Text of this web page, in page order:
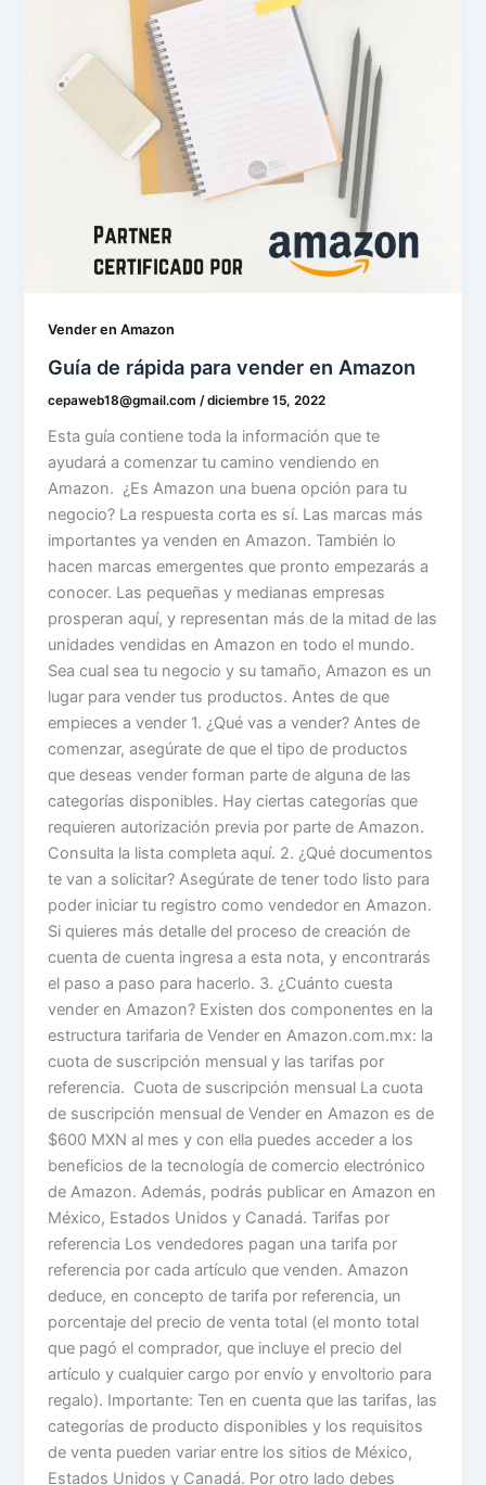
Vender en Amazon
Guía de rápida para vender en Amazon
cepaweb18@gmail.com /diciembre 15, 2022
Esta guía contiene toda la información que te
ayudará a comenzar tu camino vendiendo en
Amazon. ¿Es Amazon una buena opción para tu
negocio? La respuesta corta es sí. Las marcas más
importantes ya venden en Amazon. También lo
hacen marcas emergentes que pronto empezarás a
conocer. Las pequeñas y medianas empresas
prosperan aquí, y representan más de la mitad de las
unidades vendidas en Amazon en todo el mundo.
Sea cual sea tu negocio y su tamaño, Amazon es un
lugar para vender tus productos. Antes de que
empieces a vender 1. ¿Qué vas a vender? Antes de
comenzar, asegúrate de que el tipo de productos
que deseas vender forman parte de alguna de las
categorías disponibles. Hay ciertas categorías que
requieren autorización previa por parte de Amazon.
Consulta la lista completa aquí. 2. ¿Qué documentos
te van a solicitar? Asegúrate de tener todo listo para
poder iniciar tu registro como vendedor en Amazon.
Si quieres más detalle del proceso de creación de
cuenta de cuenta ingresa a esta nota, y encontrarás
el paso a paso para hacerlo. 3. ¿Cuánto cuesta
vender en Amazon? Existen dos componentes en la
estructura tarifaria de Vender en Amazon.com.mx: la
cuota de suscripción mensual y las tarifas por
referencia. Cuota de suscripción mensual La cuota
de suscripción mensual de Vender en Amazon es de
$600 MXN al mes y con ella puedes acceder a los
beneficios de la tecnología de comercio electrónico
de Amazon. Además, podrás publicar en Amazon en
México, Estados Unidos y Canadá. Tarifas por
referencia Los vendedores pagan una tarifa por
referencia por cada artículo que venden. Amazon
deduce, en concepto de tarifa por referencia, un
porcentaje del precio de venta total (el monto total
que pagó el comprador, que incluye el precio del
artículo y cualquier cargo por envío y envoltorio para
regalo). Importante: Ten en cuenta que las tarifas, las
categorías de producto disponibles y los requisitos
de venta pueden variar entre los sitios de México,
Estados Unidos y Canadá. Por otro lado debes